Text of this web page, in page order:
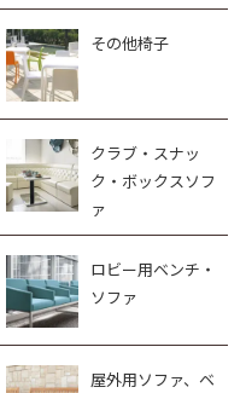
その他椅子
クラブ・スナッ
ク・ボックスソフ
ァ
ロビー用ベンチ・
ソファ
屋外用ソファ、ベ